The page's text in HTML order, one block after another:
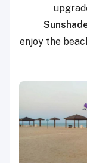
enjoy the